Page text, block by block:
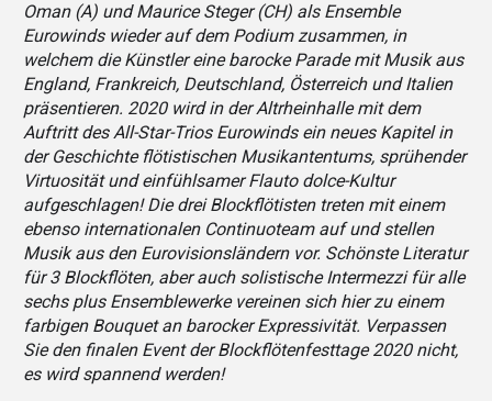
Oman (A) und Maurice Steger (CH) als Ensemble
Eurowinds wieder auf dem Podium zusammen, in
welchem die Künstler eine barocke Parade mit Musik aus
England, Frankreich, Deutschland, Österreich und Italien
präsentieren. 2020 wird in der Altrheinhalle mit dem
Auftritt des All-Star-Trios Eurowinds ein neues Kapitel in
der Geschichte flötistischen Musikantentums, sprühender
Virtuosität und einfühlsamer Flauto dolce-Kultur
aufgeschlagen! Die drei Blockflötisten treten mit einem
ebenso internationalen Continuoteam auf und stellen
Musik aus den Eurovisionsländern vor. Schönste Literatur
für 3 Blockflöten, aber auch solistische Intermezzi für alle
sechs plus Ensemblewerke vereinen sich hier zu einem
farbigen Bouquet an barocker Expressivität. Verpassen
Sie den finalen Event der Blockflötenfesttage 2020 nicht,
es wird spannend werden!